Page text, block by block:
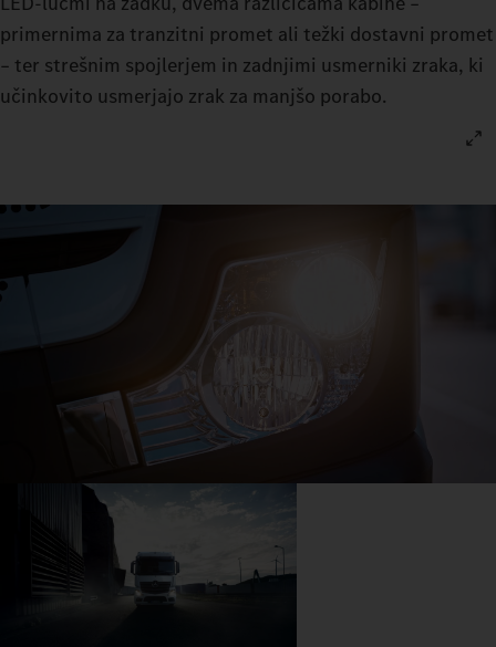
primernima za tranzitni promet ali težki dostavni promet
– ter strešnim spojlerjem in zadnjimi usmerniki zraka, ki
učinkovito usmerjajo zrak za manjšo porabo.